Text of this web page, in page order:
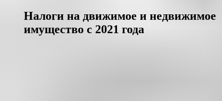
Налоги на движимое и недвижимое
имущество с 2021 года